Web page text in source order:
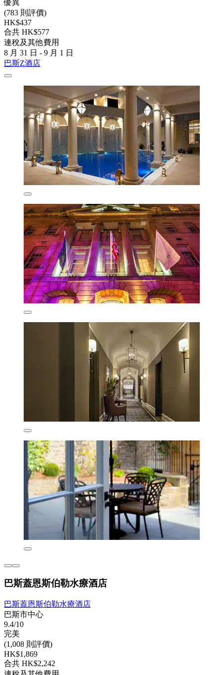
優異
(783 則評價)
HK$437
合共 HK$577
連稅及其他費用
8 月 31 日 - 9 月 1 日
巴斯Z酒店
巴斯蓋恩斯伯勒水療酒店
巴斯蓋恩斯伯勒水療酒店
巴斯市中心
9.4/10
完美
(1,008 則評價)
HK$1,869
合共 HK$2,242